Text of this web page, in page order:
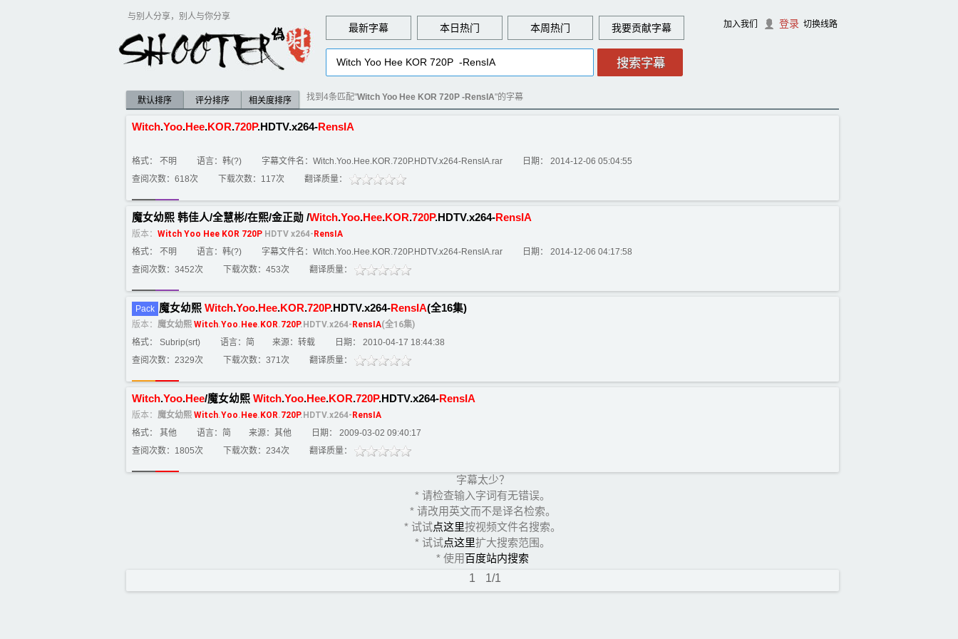
与别人分享，别人与你分享
最新字幕 本日热门 本周热门 贡献字幕 加入我们 登录 切换线路
默认排序 评分排序 相关度排序 找到4条匹配"Witch Yoo Hee KOR 720P -RensIA"的字幕
Witch.Yoo.Hee.KOR.720P.HDTV.x264-RensIA
格式： 不明 语言：韩(?) 字幕文件名：Witch.Yoo.Hee.KOR.720P.HDTV.x264-RensIA.rar
日期： 2014-12-06 05:04:55
查阅次数：618次
下载次数：117次 翻译质量：
魔女幼熙 韩佳人/全慧彬/在熙/金正勋 /Witch.Yoo.Hee.KOR.720P.HDTV.x264-RensIA
版本： Witch Yoo Hee KOR 720P HDTV x264- RensIA
格式： 不明
语言：韩(?) 字幕文件名：Witch.Yoo.Hee.KOR.720P.HDTV.x264-RensIA.rar
日期： 2014-12-06 04:17:58
查阅次数：3452次
下载次数：453次 翻译质量：
Pack 魔女幼熙 Witch.Yoo.Hee.KOR.720P.HDTV.x264-RensIA(全16集)
版本： 魔女幼熙 Witch.Yoo. Hee. KOR.720P.HDTV.x264- RensIA(全16集)
格式： Subrip(srt)
语言：简 来源：转载
日期： 2010-04-17 18:44:38
查阅次数：2329次
下载次数：371次 翻译质量：
Witch.Yoo.Hee/魔女幼熙 Witch.Yoo.Hee.KOR.720P.HDTV.x264-RensIA
版本： 魔女幼熙 Witch.Yoo. Hee. KOR.720P.HDTV.x264- RensIA
格式： 其他
语言：简 来源：其他
日期： 2009-03-02 09:40:17
查阅次数：1805次
下载次数：234次 翻译质量：
字幕太少？
* 请检查输入字词有无错误。
* 请改用英文而不是译名检索。
* 试试点这里按视频文件名搜索。
* 试试点这里扩大搜索范围。
* 使用 百度站内搜索
1
1/1